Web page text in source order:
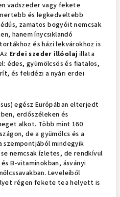
vadszeder vagy fekete
és legkedveltebb
zamatos bogyóit nemcsak
hanem ínycsiklandó
és házi lekvárokhoz is
Erdei szeder illóolaj illata
édes, gyümölcsös és fiatalos,
és felidézi a nyári erdei
egész Európában elterjedt
erdőszéleken és
alkot. Több mint 160
de a gyümölcs és a
szempontjából mindegyik
nemcsak ízletes, de rendkívül
B-vitaminokban, ásványi
Leveleiből
régen fekete tea helyett is